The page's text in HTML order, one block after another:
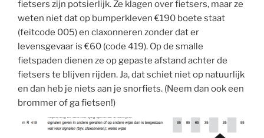
fietsers zijn potsierlijk. Ze klagen over fietsers, maar ze
weten niet dat op bumperkleven €190 boete staat
(feitcode 005) en claxonneren zonder dat er
levensgevaar is €60 (code 419). Op de smalle
fietspaden dienen ze op gepaste afstand achter de
fietsers te blijven rijden. Ja, dat schiet niet op natuurlijk
en dan heb je niets aan je snorfiets. (Neem dan ook een
brommer of ga fietsen!)